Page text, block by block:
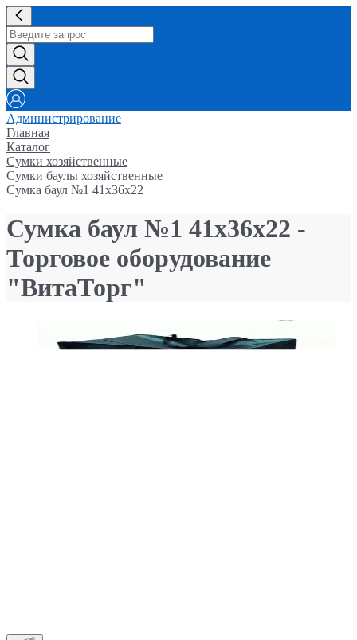
Администрирование
Главная
Каталог
Сумки хозяйственные
Сумки баулы хозяйственные
Сумка баул №1 41х36х22
Сумка баул №1 41х36х22 -
Торговое оборудование
"ВитаТорг"